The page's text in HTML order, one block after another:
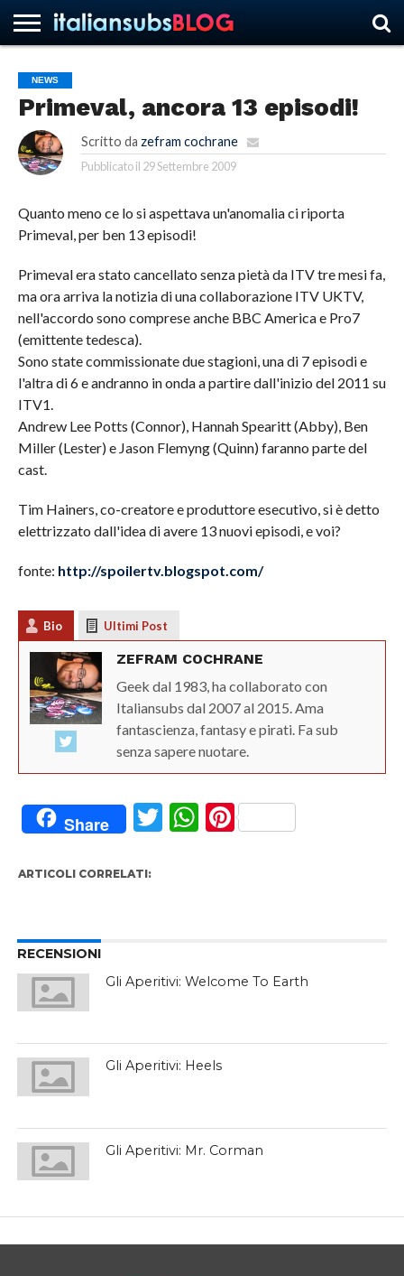
HOME
NEWS
ASCOLTI
RECENSIONI
INTERVISTE
CURIOSITÀ
CHI
SIAMO
CONTATTACI
FORUM
ITALIANSUBS
NEWS
Primeval, ancora 13 episodi!
Scritto da zefram cochrane
Pubblicato il 29 Settembre 2009
Quanto meno ce lo si aspettava un'anomalia ci riporta
Primeval, per ben 13 episodi!
Primeval era stato cancellato senza pietà da ITV tre mesi fa,
ma ora arriva la notizia di una collaborazione ITV UKTV,
nell'accordo sono comprese anche BBC America e Pro7
(emittente tedesca).
Sono state commissionate due stagioni, una di 7 episodi e
l'altra di 6 e andranno in onda a partire dall'inizio del 2011 su
ITV1.
Andrew Lee Potts (Connor), Hannah Spearitt (Abby), Ben
Miller (Lester) e Jason Flemyng (Quinn) faranno parte del
cast.
Tim Hainers, co-creatore e produttore esecutivo, si è detto
elettrizzato dall'idea di avere 13 nuovi episodi, e voi?
fonte: http://spoilertv.blogspot.com/
Bio Ultimi Post
ZEFRAM COCHRANE
Geek dal 1983, ha collaborato con
Italiansubs dal 2007 al 2015. Ama
fantascienza, fantasy e pirati. Fa sub
senza sapere nuotare.
Share Twitter
WhatsApp
Pinterest
ARTICOLI CORRELATI:
RECENSIONI
Gli Aperitivi: Welcome To Earth
Gli Aperitivi: Heels
Gli Aperitivi: Mr. Corman